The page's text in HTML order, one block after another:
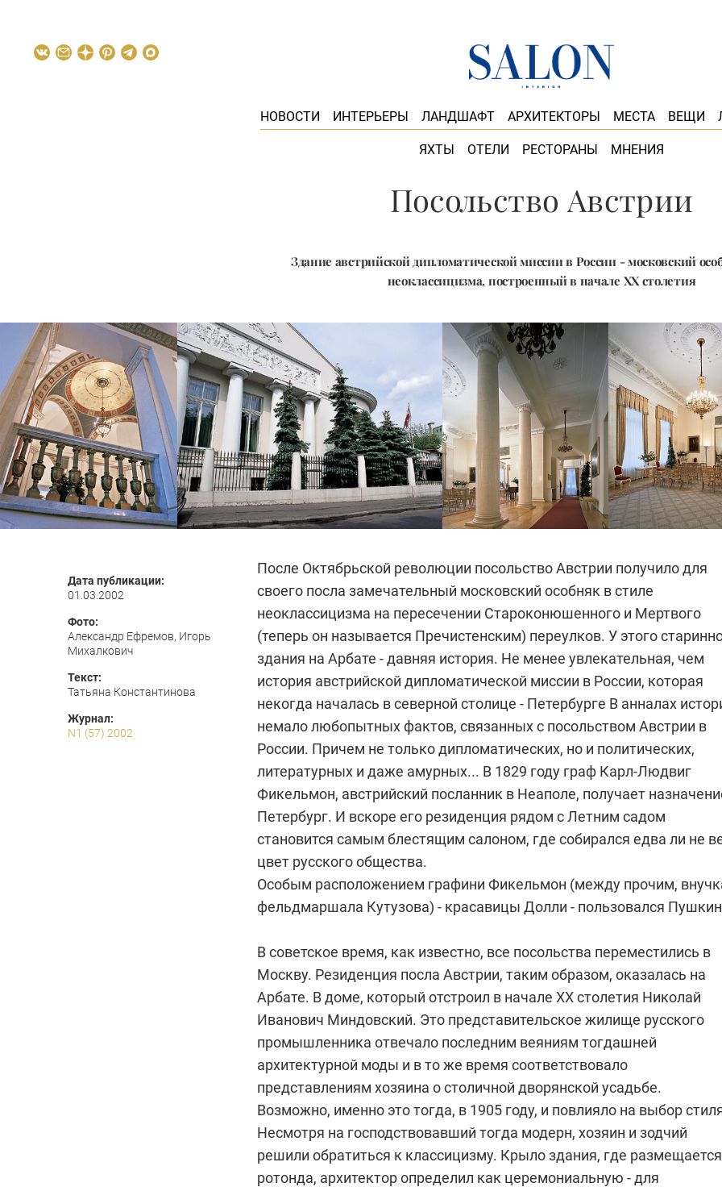
НОВОСТИ ИНТЕРЬЕРЫ ЛАНДШАФТ АРХИТЕКТОРЫ МЕСТА ВЕЩИ
ЯХТЫ ОТЕЛИ РЕСТОРАНЫ МНЕНИЯ
Посольство Австрии
Здание австрийской дипломатической миссии в России - московский
неоклассицизма, построенный в начале XX столетия
Дата публикации:
01.03.2002
Фото:
Александр Ефремов, Игорь
Михалкович
Текст:
Татьяна Константинова
Журнал:
N1 (57) 2002
После Октябрьской революции посольство Австрии получило для
своего посла замечательный московский особняк в стиле
неоклассицизма на пересечении Староконюшенного и Мертвого
(теперь он называется Пречистенским) переулков. У этого
здания на Арбате - давняя история. Не менее увлекательная, чем
история австрийской дипломатической миссии в России, которая
некогда началась в северной столице - Петербурге В анналах
немало любопытных фактов, связанных с посольством Австрии в
России. Причем не только дипломатических, но и политических,
литературных и даже амурных... В 1829 году граф Карл-Людвиг
Фикельмон, австрийский посланник в Неаполе, получает
Петербург. И вскоре его резиденция рядом с Летним садом
становится самым блестящим салоном, где собирался едва ли не
цвет русского общества.
Особым расположением графини Фикельмон (между прочим,
фельдмаршала Кутузова) - красавицы Долли - пользовался
В советское время, как известно, все посольства переместились в
Москву. Резиденция посла Австрии, таким образом, оказалась на
Арбате. В доме, который отстроил в начале ХХ столетия Николай
Иванович Миндовский. Это представительское жилище русского
промышленника отвечало последним веяниям тогдашней
архитектурной моды и в то же время соответствовало
представлениям хозяина о столичной дворянской усадьбе.
Возможно, именно это тогда, в 1905 году, и повлияло на выбор
Несмотря на господствовавший тогда модерн, хозяин и зодчий
решили обратиться к классицизму. Крыло здания, где размещается
ротонда, архитектор определил как церемониальную - для